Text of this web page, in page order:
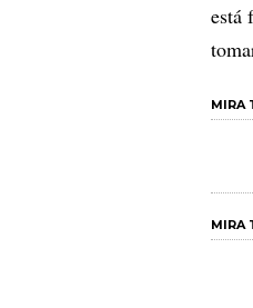
está
MIRA
MIRA